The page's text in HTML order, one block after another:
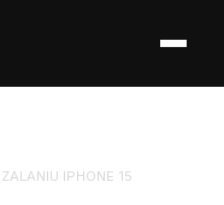
IPHONE 15